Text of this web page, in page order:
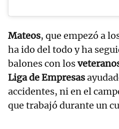
Mateos, que empezó a
ha ido del todo y ha
balones con los
Liga de Empresas
accidentes, ni en el
que trabajó durante un